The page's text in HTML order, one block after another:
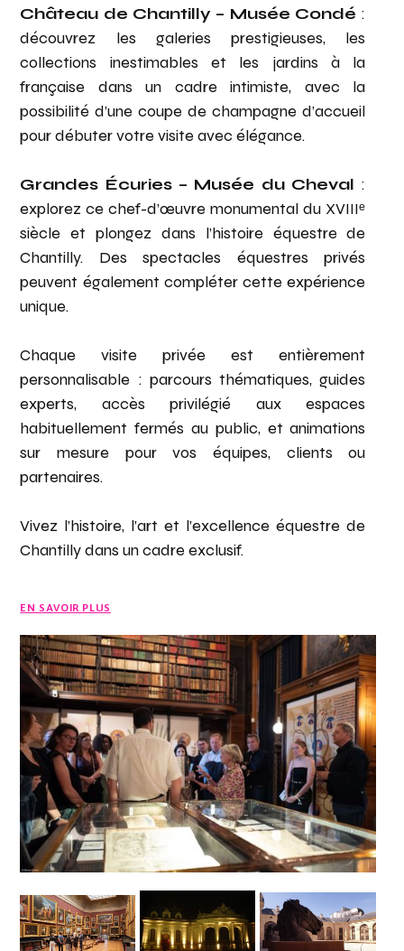
Château de Chantilly – Musée Condé :
découvrez les galeries prestigieuses, les
collections inestimables et les jardins à la
française dans un cadre intimiste, avec la
possibilité d’une coupe de champagne d’accueil
pour débuter votre visite avec élégance.
Grandes Écuries – Musée du Cheval :
explorez ce chef-d’œuvre monumental du XVIIIᵉ
siècle et plongez dans l’histoire équestre de
Chantilly. Des spectacles équestres privés
peuvent également compléter cette expérience
unique.
Chaque visite privée est entièrement
personnalisable : parcours thématiques, guides
experts, accès privilégié aux espaces
habituellement fermés au public, et animations
sur mesure pour vos équipes, clients ou
partenaires.
Vivez l’histoire, l’art et l’excellence équestre de
Chantilly dans un cadre exclusif.
EN SAVOIR PLUS